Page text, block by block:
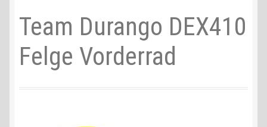
Recycling, Entsorgung und Umwelt
Shop
Warenkorb
Team Durango DEX410
Felge Vorderrad